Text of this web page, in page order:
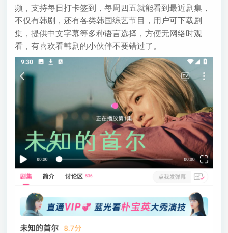
频，支持每日打卡签到，每周四五就能看到最近剧集，
不仅有韩剧，还有各类韩国综艺节目，用户可下载剧
集，提供中文字幕等多种语言选择，方便无网络时观
看，有喜欢看韩剧的小伙伴不要错过了。